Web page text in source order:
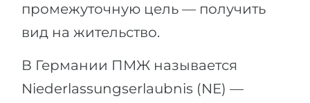
промежуточную цель — получить
вид на жительство.
В Германии ПМЖ называется
Niederlassungserlaubnis (NE) —